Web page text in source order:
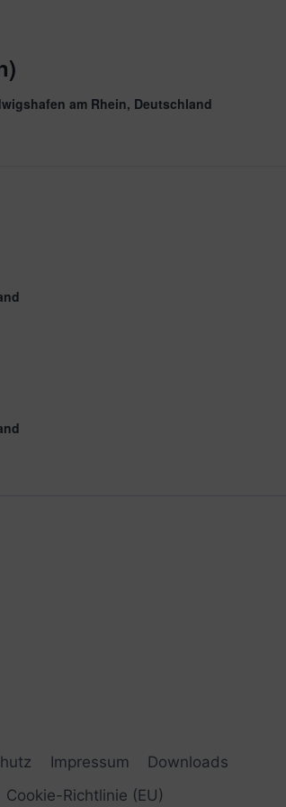
am Rhein, Deutschland
Impressum
Downloads
Cookie-Richtlinie (EU)